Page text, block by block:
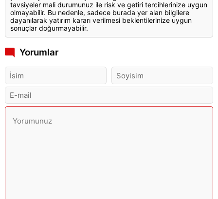
tavsiyeler mali durumunuz ile risk ve getiri tercihlerinize uygun
olmayabilir. Bu nedenle, sadece burada yer alan bilgilere
dayanılarak yatırım kararı verilmesi beklentilerinize uygun
sonuçlar doğurmayabilir.
Yorumlar